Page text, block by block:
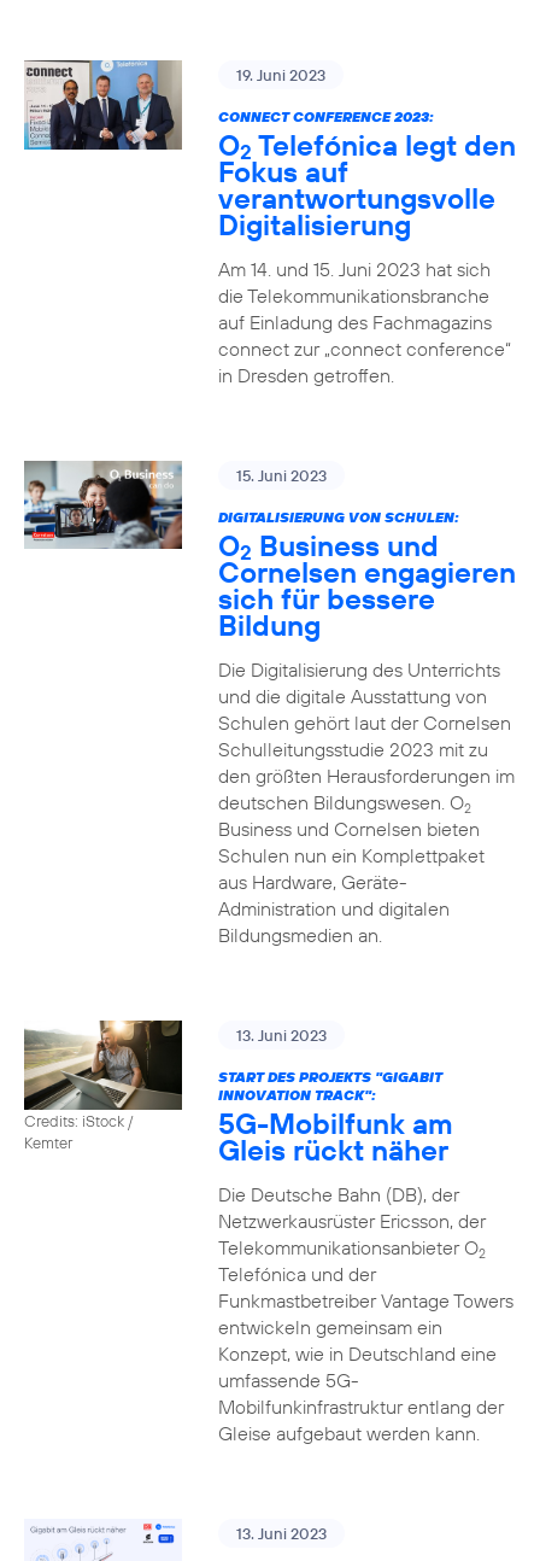
19. Juni 2023
CONNECT CONFERENCE 2023:
O2 Telefónica legt den
Fokus auf
verantwortungsvolle
Digitalisierung
Am 14. und 15. Juni 2023 hat sich
die Telekommunikationsbranche
auf Einladung des Fachmagazins
connect zur „connect conference“
in Dresden getroffen.
15. Juni 2023
DIGITALISIERUNG VON SCHULEN:
O2 Business und
Cornelsen engagieren
sich für bessere
Bildung
Die Digitalisierung des Unterrichts
und die digitale Ausstattung von
Schulen gehört laut der Cornelsen
Schulleitungsstudie 2023 mit zu
den größten Herausforderungen im
deutschen Bildungswesen. O2
Business und Cornelsen bieten
Schulen nun ein Komplettpaket
aus Hardware, Geräte-
Administration und digitalen
Bildungsmedien an.
Credits: iStock /
Kemter
13. Juni 2023
START DES PROJEKTS "GIGABIT
INNOVATION TRACK":
5G-Mobilfunk am
Gleis rückt näher
Die Deutsche Bahn (DB), der
Netzwerkausrüster Ericsson, der
Telekommunikationsanbieter O2
Telefónica und der
Funkmastbetreiber Vantage Towers
entwickeln gemeinsam ein
Konzept, wie in Deutschland eine
umfassende 5G-
Mobilfunkinfrastruktur entlang der
Gleise aufgebaut werden kann.
13. Juni 2023